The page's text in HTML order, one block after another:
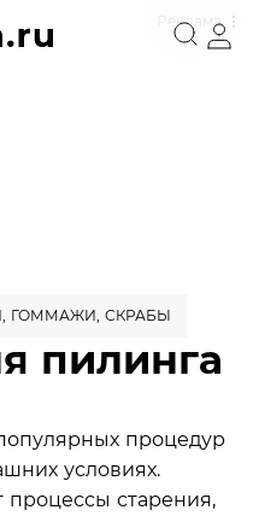
Реклама
ГОММАЖИ, СКРАБЫ
пилинга
процедур
условиях.
процессы старения,